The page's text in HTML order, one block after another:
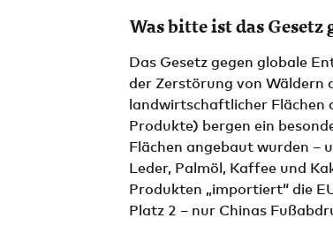
Was bitte ist das
Das Gesetz gegen globale
der Zerstörung von Wäldern
landwirtschaftlicher
Produkte) bergen ein
Flächen angebaut wurden –
Leder, Palmöl, Kaffee und
Produkten „importiert“ die
Platz 2 – nur Chinas